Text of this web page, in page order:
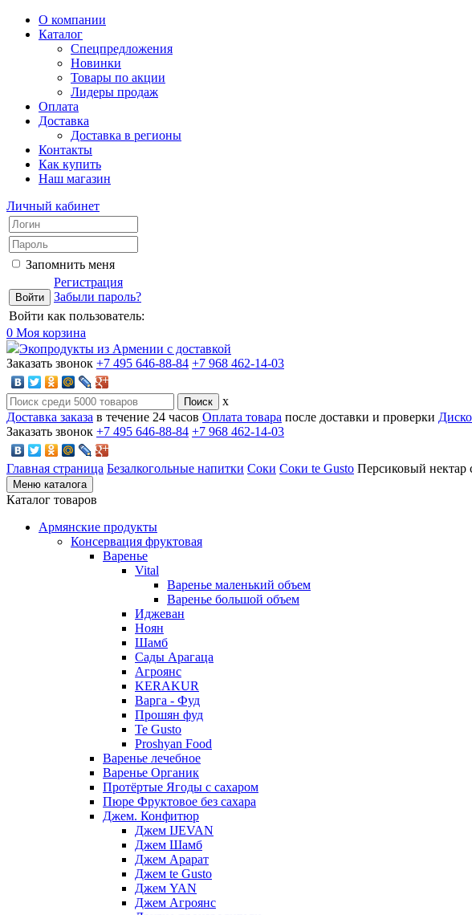
О компании
Каталог
Спецпредложения
Новинки
Товары по акции
Лидеры продаж
Оплата
Доставка
Доставка в регионы
Контакты
Как купить
Наш магазин
Личный кабинет
Запомнить меня
Регистрация
Забыли пароль?
Войти как пользователь:
0 Моя корзина
Экопродукты из Армении с доставкой
Заказать звонок +7 495 646-88-84 +7 968 462-14-03
x
Доставка заказа в течение 24 часов Оплата товара после доставки и проверки
Заказать звонок +7 495 646-88-84 +7 968 462-14-03
Главная страница Безалкогольные напитки Соки Соки te Gusto Персиковый нектар
Меню каталога
Каталог товаров
Армянские продукты
Консервация фруктовая
Варенье
Vital
Варенье маленький объем
Варенье большой объем
Иджеван
Ноян
Шамб
Сады Арагаца
Агроянс
KERAKUR
Варга - Фуд
Прошян фуд
Te Gusto
Proshyan Food
Варенье лечебное
Варенье Органик
Протёртые Ягоды с сахаром
Пюре Фруктовое без сахара
Джем. Конфитюр
Джем IJEVAN
Джем Шамб
Джем Арарат
Джем te Gusto
Джем YAN
Джем Агроянс